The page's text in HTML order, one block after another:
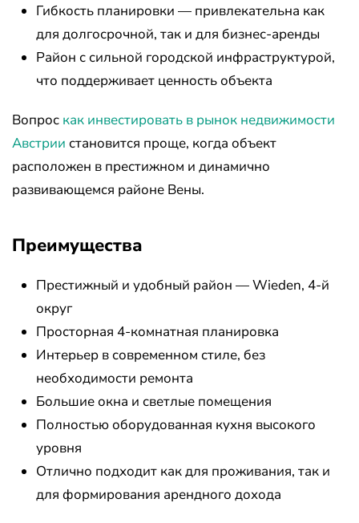
Гибкость планировки — привлекательна как
для долгосрочной, так и для бизнес-аренды
Район с сильной городской инфраструктурой,
что поддерживает ценность объекта
Вопрос как инвестировать в рынок недвижимости
Австрии становится проще, когда объект
расположен в престижном и динамично
развивающемся районе Вены.
Преимущества
Престижный и удобный район — Wieden, 4-й
округ
Просторная 4-комнатная планировка
Интерьер в современном стиле, без
необходимости ремонта
Большие окна и светлые помещения
Полностью оборудованная кухня высокого
уровня
Отлично подходит как для проживания, так и
для формирования арендного дохода